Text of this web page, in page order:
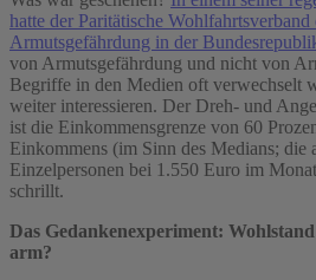
hatte der Paritätische
Armutsgefährdung in der
von Armutsgefährdung und nicht von
Begriffe in den Medien oft verwechselt
weiter interessieren. Der Dreh- und
ist die Einkommensgrenze von 60
Einkommens (im Sinn des Medians; die
Einzelpersonen bei 1.550 Euro im
schrillt.
Das Gedankenexperiment:
arm?